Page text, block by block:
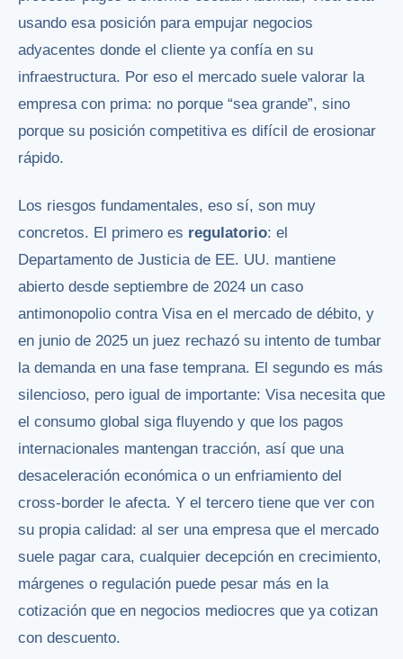
usando esa posición para empujar negocios
adyacentes donde el cliente ya confía en su
infraestructura. Por eso el mercado suele valorar la
empresa con prima: no porque “sea grande”, sino
porque su posición competitiva es difícil de erosionar
rápido.
Los riesgos fundamentales, eso sí, son muy
concretos. El primero es regulatorio: el
Departamento de Justicia de EE. UU. mantiene
abierto desde septiembre de 2024 un caso
antimonopolio contra Visa en el mercado de débito, y
en junio de 2025 un juez rechazó su intento de tumbar
la demanda en una fase temprana. El segundo es más
silencioso, pero igual de importante: Visa necesita que
el consumo global siga fluyendo y que los pagos
internacionales mantengan tracción, así que una
desaceleración económica o un enfriamiento del
cross-border le afecta. Y el tercero tiene que ver con
su propia calidad: al ser una empresa que el mercado
suele pagar cara, cualquier decepción en crecimiento,
márgenes o regulación puede pesar más en la
cotización que en negocios mediocres que ya cotizan
con descuento.